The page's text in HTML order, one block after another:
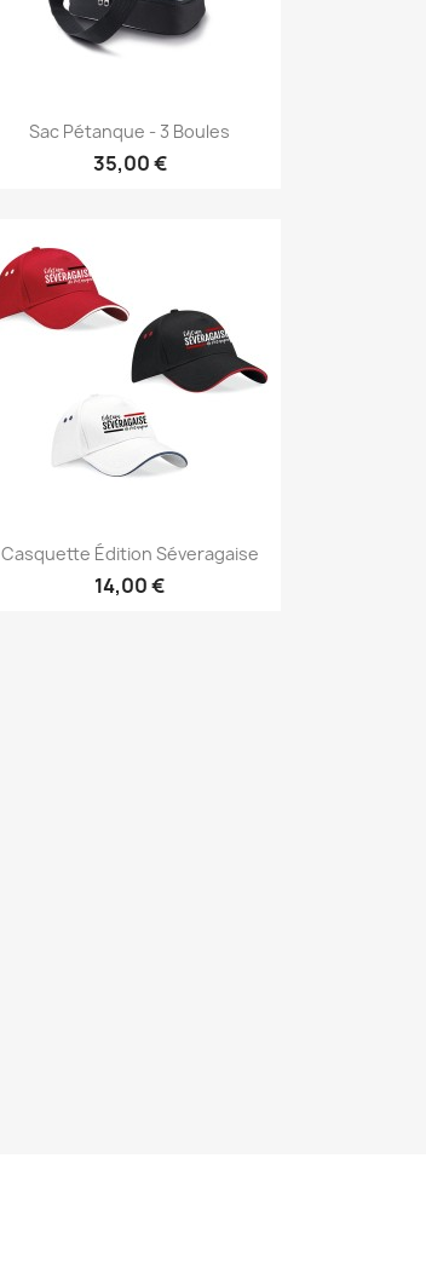
Sac Pétanque - 3 Boules
35,00 €
Casquette Édition Séveragaise
14,00 €